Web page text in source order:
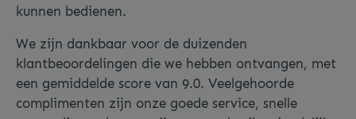
kunnen bedienen.
We zijn dankbaar voor de duizenden
klantbeoordelingen die we hebben ontvangen, met
een gemiddelde score van 9.0. Veelgehoorde
complimenten zijn onze goede service, snelle